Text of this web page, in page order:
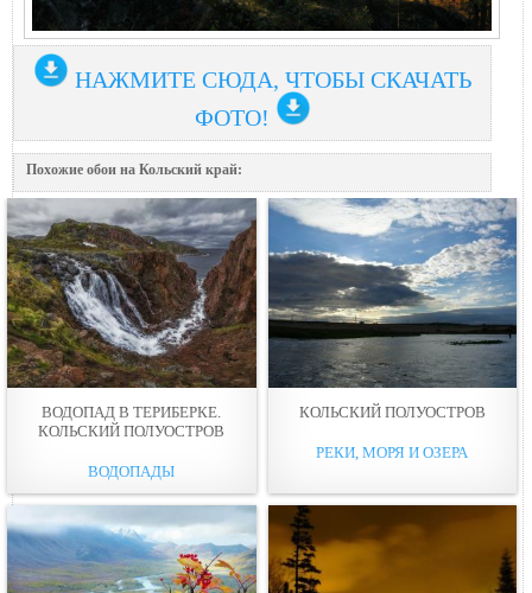
НАЖМИТЕ СЮДА, ЧТОБЫ СКАЧАТЬ
ФОТО!
Похожие обои на Кольский край:
ВОДОПАД В ТЕРИБЕРКЕ.
КОЛЬСКИЙ ПОЛУОСТРОВ
ВОДОПАДЫ
КОЛЬСКИЙ ПОЛУОСТРОВ
РЕКИ, МОРЯ И ОЗЕРА